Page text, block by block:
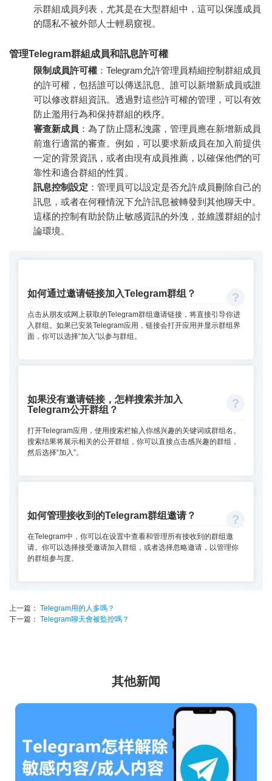
示群組成員列表，尤其是在大型群組中，這可以保護成員
的隱私不被外部人士輕易窺視。
管理Telegram群組成員和訊息許可權
限制成員許可權 ：Telegram允許管理員精細控制群組成員
的許可權，包括誰可以傳送訊息、誰可以新增新成員或誰
可以修改群組資訊。透過對這些許可權的管理，可以有效
防止濫用行為和保持群組的秩序。
審查新成員 ：為了防止隱私洩露，管理員應在新增新成員
前進行適當的審查。例如，可以要求新成員在加入前提供
一定的背景資訊，或者由現有成員推薦，以確保他們的可
靠性和適合群組的性質。
訊息控制設定 ：管理員可以設定是否允許成員刪除自己的
訊息，或者在何種情況下允許訊息被轉發到其他聊天中。
這樣的控制有助於防止敏感資訊的外洩，並維護群組的討
論環境。
如何通过邀请链接加入Telegram群组？
点击从朋友或网上获取的Telegram群组邀请链接，将直接引导你进
入群组。如果已安装Telegram应用，链接会打开应用并显示群组界
面，你可以选择“加入”以参与群组。
如果没有邀请链接，怎样搜索并加入
Telegram公开群组？
打开Telegram应用，使用搜索栏输入你感兴趣的关键词或群组名。
搜索结果将展示相关的公开群组，你可以直接点击感兴趣的群组，
然后选择“加入”。
如何管理接收到的Telegram群组邀请？
在Telegram中，你可以在设置中查看和管理所有接收到的群组邀
请。你可以选择接受邀请加入群组，或者选择忽略邀请，以管理你
的群组参与度。
上一篇： Telegram用的人多嗎？
下一篇： Telegram聊天會被監控嗎？
其他新闻